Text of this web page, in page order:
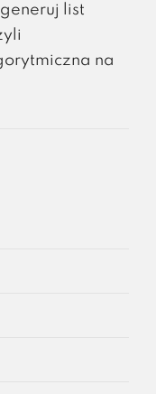
list
na